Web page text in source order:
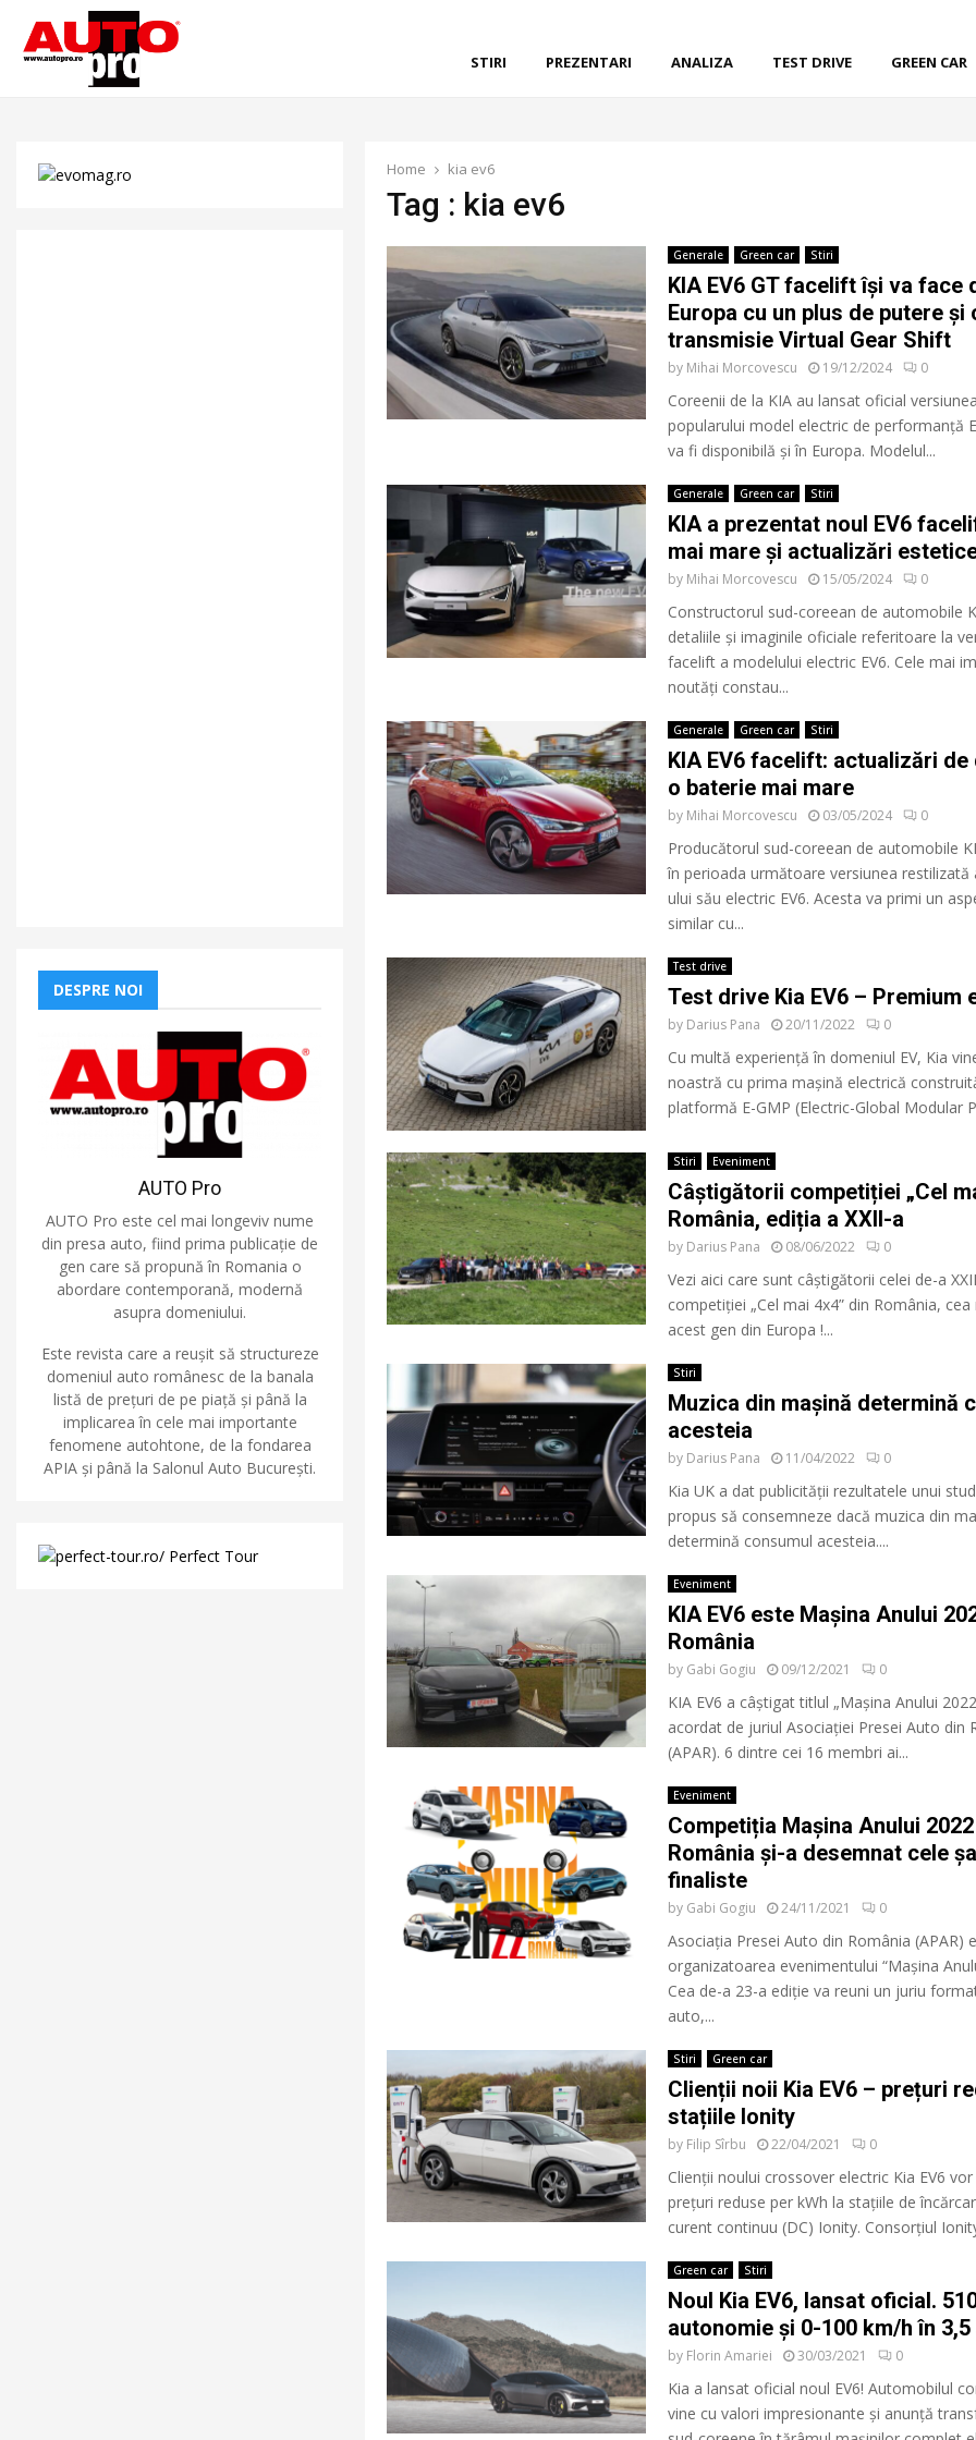
STIRI PREZENTARI ANALIZA TEST DRIVE GREEN CAR
Home kia ev6
Tag : kia ev6
Generale Green car Stiri
KIA EV6 GT facelift își va face
Europa cu un plus de putere și
transmisie Virtual Gear Shift
by Mihai Morcovescu 19/12/2024 0
Coreenii de la KIA au lansat oficial
popularului model electric de performanță
va fi disponibilă și în Europa. Modelul...
Generale Green car Stiri
KIA a prezentat noul EV6
mai mare și actualizări
by Mihai Morcovescu 15/05/2024 0
Constructorul sud-coreean de automobile
detaliile și imaginile oficiale referitoare la
facelift a modelului electric EV6. Cele mai
noutăți constau...
Generale Green car Stiri
KIA EV6 facelift: actualizări de
o baterie mai mare
by Mihai Morcovescu 03/05/2024 0
Producătorul sud-coreean de automobile
în perioada următoare versiunea restilizată
ului său electric EV6. Acesta va primi un
similar cu...
Test drive
Test drive Kia EV6 – Premium
by Darius Pana 20/11/2022 0
Cu multă experiență în domeniul EV, Kia
noastră cu prima mașină electrică
platformă E-GMP (Electric-Global Modular
Stiri Eveniment
Câștigătorii competiției „Cel
România, ediția a XXII-a
by Darius Pana 08/06/2022 0
Vezi aici care sunt câștigătorii celei de-a
competiției „Cel mai 4x4” din România,
acest gen din Europa !...
Stiri
Muzica din mașină determină
acesteia
by Darius Pana 11/04/2022 0
Kia UK a dat publicității rezultatele unui
propus să consemneze dacă muzica din
determină consumul acesteia....
Eveniment
KIA EV6 este Mașina Anului
România
by Gabi Gogiu 09/12/2021 0
KIA EV6 a câștigat titlul „Mașina Anului
acordat de juriul Asociației Presei Auto din
(APAR). 6 dintre cei 16 membri ai...
Eveniment
Competiția Mașina Anului
România și-a desemnat cele
finaliste
by Gabi Gogiu 24/11/2021 0
Asociația Presei Auto din România (APAR)
organizatoarea evenimentului “Mașina
Cea de-a 23-a ediție va reuni un juriu
auto,...
Stiri Green car
Clienții noii Kia EV6 – prețuri
stațiile Ionity
by Filip Sîrbu 22/04/2021 0
Clienții noului crossover electric Kia EV6
prețuri reduse per kWh la stațiile de
curent continuu (DC) Ionity. Consorțiul
Green car Stiri
Noul Kia EV6, lansat oficial.
autonomie și 0-100 km/h în
by Florin Amariei 30/03/2021 0
Kia a lansat oficial noul EV6! Automobilul
vine cu valori impresionante și anunță
DESPRE NOI
AUTO Pro
AUTO Pro este cel mai longeviv nume
din presa auto, fiind prima publicație de
gen care să propună în Romania o
abordare contemporană, modernă
asupra domeniului.
Este revista care a reușit să structureze
domeniul auto românesc de la banala
listă de prețuri de pe piață și până la
implicarea în cele mai importante
fenomene autohtone, de la fondarea
APIA și până la Salonul Auto București.